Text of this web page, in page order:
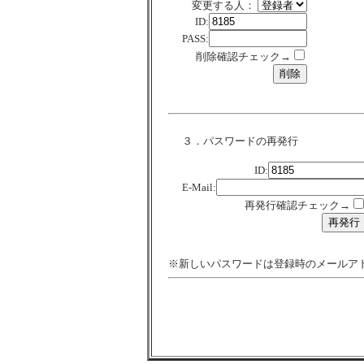
変更する人：
ID:
PASS:
削除確認チェック→
３．パスワードの再発行
ID:
E-Mail:
再発行確認チェック→
※新しいパスワードは登録時のメールア